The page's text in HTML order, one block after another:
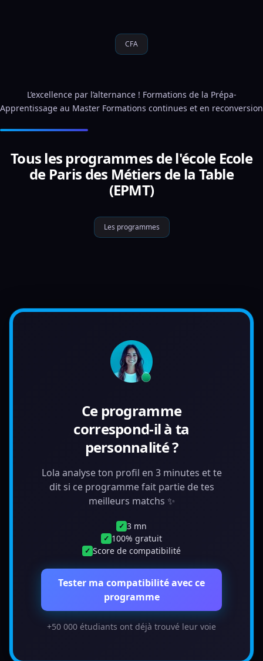
CFA
L’excellence par l’alternance ! Formations de la Prépa-
Apprentissage au Master Formations continues et en reconversion
Tous les programmes de l'école Ecole
de Paris des Métiers de la Table
(EPMT)
Les programmes
Ce programme
correspond-il à ta
personnalité ?
Lola analyse ton profil en 3 minutes et te
dit si ce programme fait partie de tes
meilleurs matchs ✨
✓ 3 mn
✓ 100% gratuit
✓ Score de compatibilité
Tester ma compatibilité avec ce
programme
+50 000 étudiants ont déjà trouvé leur voie